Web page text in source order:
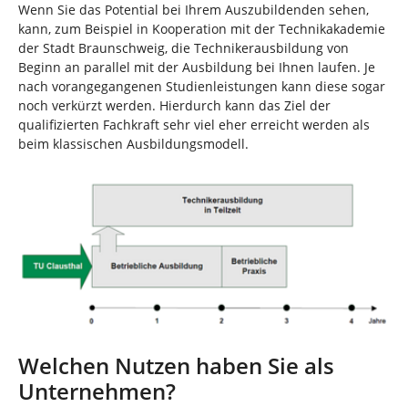
Wenn Sie das Potential bei Ihrem Auszubildenden sehen,
kann, zum Beispiel in Kooperation mit der Technikakademie
der Stadt Braunschweig, die Technikerausbildung von
Beginn an parallel mit der Ausbildung bei Ihnen laufen. Je
nach vorangegangenen Studienleistungen kann diese sogar
noch verkürzt werden. Hierdurch kann das Ziel der
qualifizierten Fachkraft sehr viel eher erreicht werden als
beim klassischen Ausbildungsmodell.
Welchen Nutzen haben Sie als
Unternehmen?